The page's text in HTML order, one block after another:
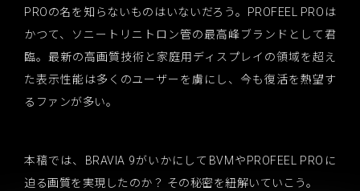
PROの名を知らないものはいないだろう。PROFEEL PROは
かつて、ソニートリニトロン管の最高峰ブランドとして君
臨。最新の高画質技術と家庭用ディスプレイの領域を超え
た表示性能は多くのユーザーを虜にし、今も復活を熱望す
るファンが多い。
本稿では、BRAVIA 9がいかにしてBVMやPROFEEL PROに
迫る画質を実現したのか？ その秘密を紐解いていこう。